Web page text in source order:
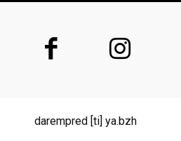
darempred [ti] ya.bzh